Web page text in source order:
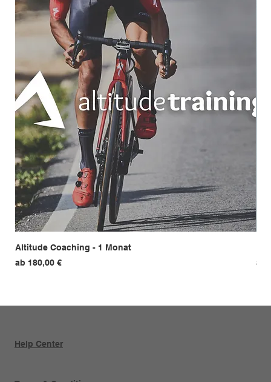
Altitude Coaching - 1 Monat
ab 180,00 €
Sale-Preis
ab
Help Center